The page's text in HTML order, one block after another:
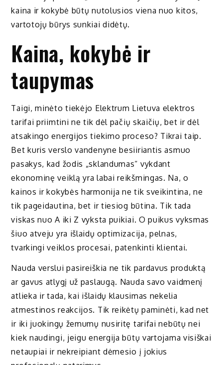
kaina ir kokybė būtų nutolusios viena nuo kitos,
vartotojų būrys sunkiai didėtų.
Kaina, kokybė ir
taupymas
Taigi, minėto tiekėjo Elektrum Lietuva elektros
tarifai priimtini ne tik dėl pačių skaičių, bet ir dėl
atsakingo energijos tiekimo proceso? Tikrai taip.
Bet kuris verslo vandenyne besiiriantis asmuo
pasakys, kad žodis „sklandumas“ vykdant
ekonominę veiklą yra labai reikšmingas. Na, o
kainos ir kokybės harmonija ne tik sveikintina, ne
tik pageidautina, bet ir tiesiog būtina. Tik tada
viskas nuo A iki Z vyksta puikiai. O puikus vyksmas
šiuo atveju yra išlaidų optimizacija, pelnas,
tvarkingi veiklos procesai, patenkinti klientai.
Nauda verslui pasireiškia ne tik pardavus produktą
ar gavus atlygį už paslaugą. Nauda savo vaidmenį
atlieka ir tada, kai išlaidų klausimas nekelia
atmestinos reakcijos. Tik reikėtų paminėti, kad net
ir iki juokingų žemumų nusiritę tarifai nebūtų nei
kiek naudingi, jeigu energija būtų vartojama visiškai
netaupiai ir nekreipiant dėmesio į jokius